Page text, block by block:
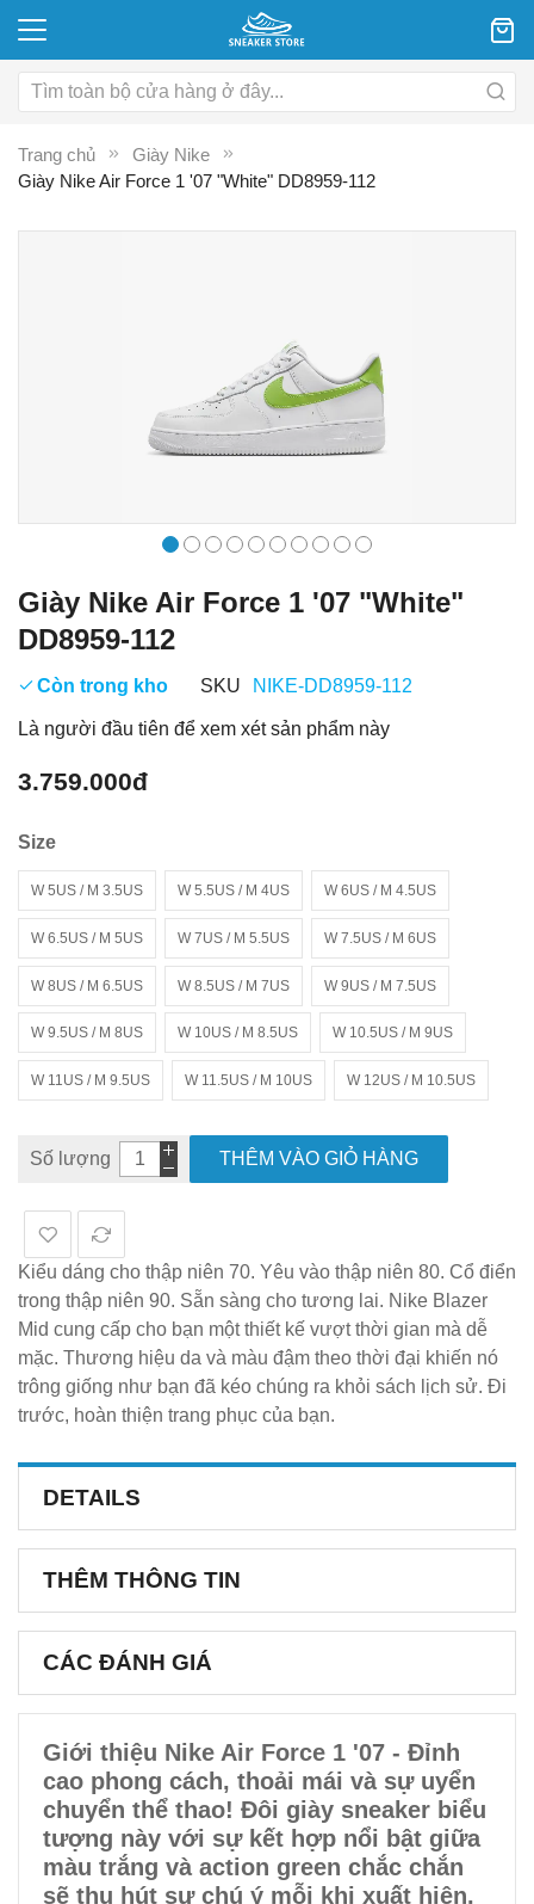
Trang chủ
Giày Nike
Giày Nike Air Force 1 '07 "White" DD8959-112
Giày Nike Air Force 1 '07 "White"
DD8959-112
Còn trong kho SKU NIKE-DD8959-112
Là người đầu tiên để xem xét sản phẩm này
3.759.000đ
Size
W 5US / M 3.5US W 5.5US / M 4US W 6US / M 4.5US
W 6.5US / M 5US W 7US / M 5.5US W 7.5US / M 6US
W 8US / M 6.5US W 8.5US / M 7US W 9US / M 7.5US
W 9.5US / M 8US W 10US / M 8.5US W 10.5US / M 9US
W 11US / M 9.5US W 11.5US / M 10US W 12US / M 10.5US
Số lượng THÊM VÀO GIỎ HÀNG
Kiểu dáng cho thập niên 70. Yêu vào thập niên 80. Cổ điển
trong thập niên 90. Sẵn sàng cho tương lai. Nike Blazer
Mid cung cấp cho bạn một thiết kế vượt thời gian mà dễ
mặc. Thương hiệu da và màu đậm theo thời đại khiến nó
trông giống như bạn đã kéo chúng ra khỏi sách lịch sử. Đi
trước, hoàn thiện trang phục của bạn.
DETAILS
THÊM THÔNG TIN
CÁC ĐÁNH GIÁ
Giới thiệu Nike Air Force 1 '07 - Đỉnh
cao phong cách, thoải mái và sự uyển
chuyển thể thao! Đôi giày sneaker biểu
tượng này với sự kết hợp nổi bật giữa
màu trắng và action green chắc chắn
sẽ thu hút sự chú ý mỗi khi xuất hiện.